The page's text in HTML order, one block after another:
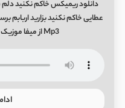
دانلود ریمیکس خاکم نکنید
Mp3 از میفا موزیک دی جی ماهان DJ Mahan